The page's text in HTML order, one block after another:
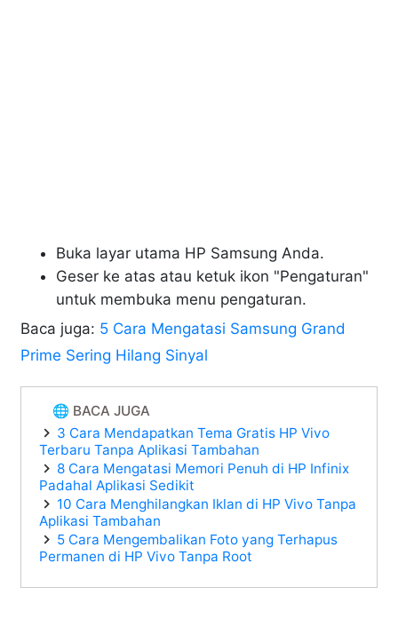
Buka layar utama HP Samsung Anda.
Geser ke atas atau ketuk ikon "Pengaturan"
untuk membuka menu pengaturan.
Baca juga: 5 Cara Mengatasi Samsung Grand
Prime Sering Hilang Sinyal
🌐 BACA JUGA
3 Cara Mendapatkan Tema Gratis HP Vivo
Terbaru Tanpa Aplikasi Tambahan
8 Cara Mengatasi Memori Penuh di HP Infinix
Padahal Aplikasi Sedikit
10 Cara Menghilangkan Iklan di HP Vivo Tanpa
Aplikasi Tambahan
5 Cara Mengembalikan Foto yang Terhapus
Permanen di HP Vivo Tanpa Root